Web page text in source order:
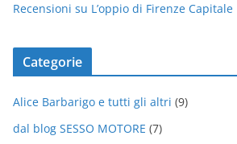
Recensioni su L’oppio di Firenze Capitale
Categorie
Alice Barbarigo e tutti gli altri (9)
dal blog SESSO MOTORE (7)